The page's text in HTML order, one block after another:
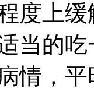
度上
当的
情，